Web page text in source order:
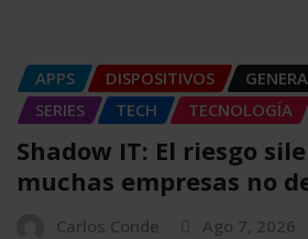
APPS DISPOSITIVOS
SERIES
TECH TECNOLOGÍA
Shadow IT: El riesgo
muchas empresas no
Carlos Conde Ago 7, 2026